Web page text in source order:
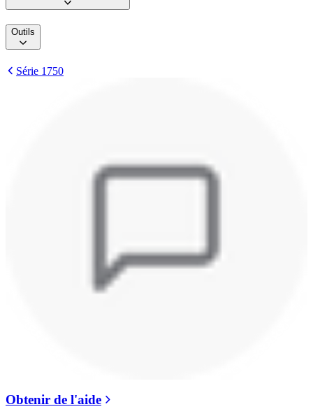
Outils
Série 1750
Obtenir de l'aide